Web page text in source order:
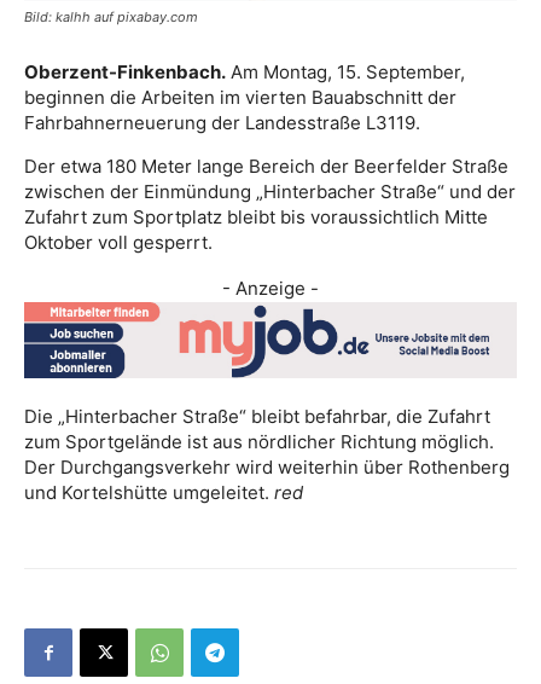
Bild: kalhh auf pixabay.com
Oberzent-Finkenbach. Am Montag, 15. September,
beginnen die Arbeiten im vierten Bauabschnitt der
Fahrbahnerneuerung der Landesstraße L3119.
Der etwa 180 Meter lange Bereich der Beerfelder Straße
zwischen der Einmündung „Hinterbacher Straße“ und der
Zufahrt zum Sportplatz bleibt bis voraussichtlich Mitte
Oktober voll gesperrt.
- Anzeige -
Die „Hinterbacher Straße“ bleibt befahrbar, die Zufahrt
zum Sportgelände ist aus nördlicher Richtung möglich.
Der Durchgangsverkehr wird weiterhin über Rothenberg
und Kortelshütte umgeleitet. red